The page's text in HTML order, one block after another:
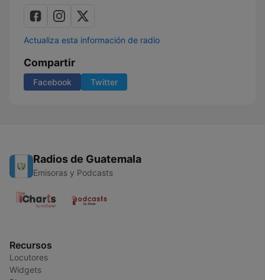
Actualiza esta información de radio
Compartir
Facebook Twitter
Radios de Guatemala
Emisoras y Podcasts
Recursos
Locutores
Widgets